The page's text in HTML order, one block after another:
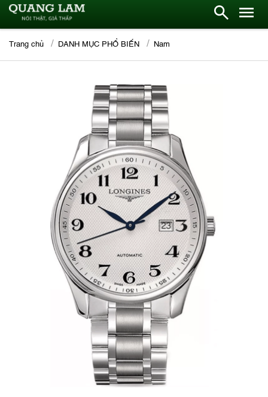
Trang chủ DANH MỤC PHỔ BIẾN Nam